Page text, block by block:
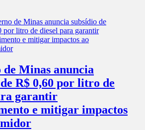
de Minas anuncia
R$ 0,60 por litro de
garantir
e mitigar impactos